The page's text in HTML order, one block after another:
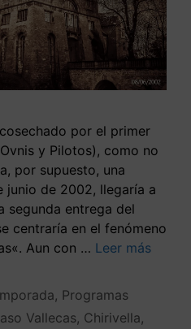
por el primer
y Pilotos), como no
por supuesto, una
junio de 2002, llegaría a
segunda entrega del
centraría en el fenómeno
Aun con … Leer más
, Programas
Vallecas, Chirivella,